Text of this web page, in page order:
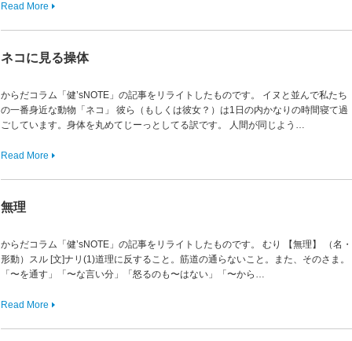
Read More
ネコに見る操体
からだコラム「健’sNOTE」の記事をリライトしたものです。 イヌと並んで私たち
の一番身近な動物「ネコ」 彼ら（もしくは彼女？）は1日の内かなりの時間寝て過
ごしています。身体を丸めてじーっとしてる訳です。 人間が同じよう…
Read More
無理
からだコラム「健’sNOTE」の記事をリライトしたものです。 むり 【無理】 （名・
形動）スル [文]ナリ(1)道理に反すること。筋道の通らないこと。また、そのさま。
「〜を通す」「〜な言い分」「怒るのも〜はない」「〜から…
Read More